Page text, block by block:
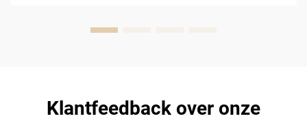
Klantfeedback over onze